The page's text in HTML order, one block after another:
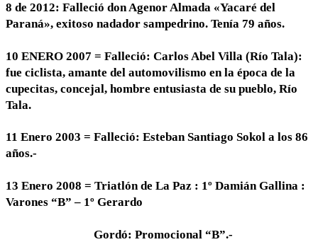
8 de 2012: Falleció don Agenor Almada «Yacaré del
Paraná», exitoso nadador sampedrino. Tenía 79 años.
10 ENERO 2007 = Falleció: Carlos Abel Villa (Río Tala):
fue ciclista, amante del automovilismo en la época de la
cupecitas, concejal, hombre entusiasta de su pueblo, Río
Tala.
11 Enero 2003 = Falleció: Esteban Santiago Sokol a los 86
años.-
13 Enero 2008 = Triatlón de La Paz : 1º Damián Gallina :
Varones “B” – 1º Gerardo
Gordó: Promocional “B”.-